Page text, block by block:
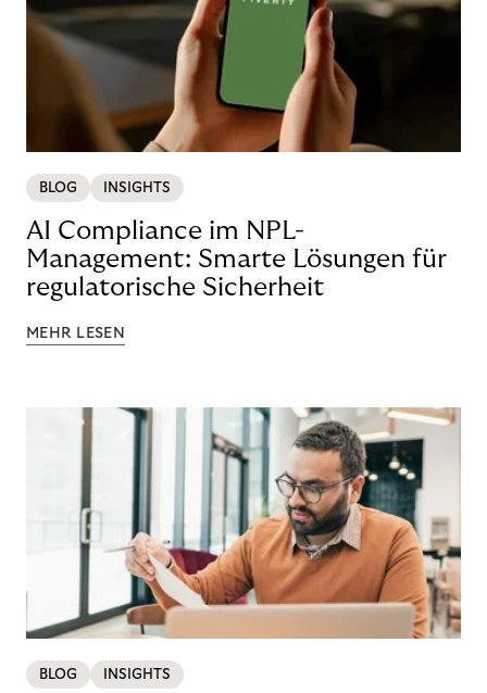
BLOG INSIGHTS
AI Compliance im NPL-
Management: Smarte Lösungen für
regulatorische Sicherheit
MEHR LESEN
BLOG INSIGHTS